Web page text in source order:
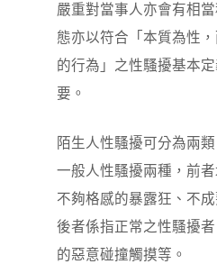
嚴重對當事人亦會有相
態亦以符合「本質為性
的行為」之性騷擾基本
要。
陌生人性騷擾可分為兩
一般人性騷擾兩種，前
不夠格感的暴露狂、不
後者係指正常之性騷擾
的惡意碰撞觸摸等。